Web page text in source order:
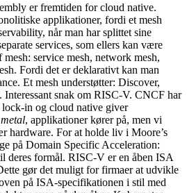
er fremtiden for cloud native.
applikationer, fordi et mesh
når man har splittet sine
services, som ellers kan være
service mesh, network mesh,
Fordi det er deklarativt kan man
Et mesh understøtter: Discover,
Interessant snak om RISC-V. CNCF har
in og cloud native giver
, applikationer kører på, men vi
hardware. For at holde liv i Moore’s
på Domain Specific Acceleration:
deres formål. RISC-V er en åben ISA
gør det muligt for firmaer at udvikle
på ISA-specifikationen i stil med